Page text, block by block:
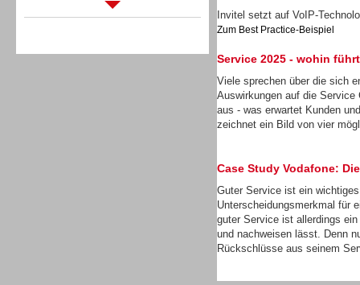
Invitel setzt auf VoIP-
Zum Best Practice-Beispiel
Service 2025 - wohin
Viele sprechen über die sich
Auswirkungen auf die Service
aus - was erwartet Kunden
zeichnet ein Bild von vier
Case Study Vodafone:
Guter Service ist ein
Unterscheidungsmerkmal für
guter Service ist allerdings
und nachweisen lässt. Denn
Rückschlüsse aus seinem